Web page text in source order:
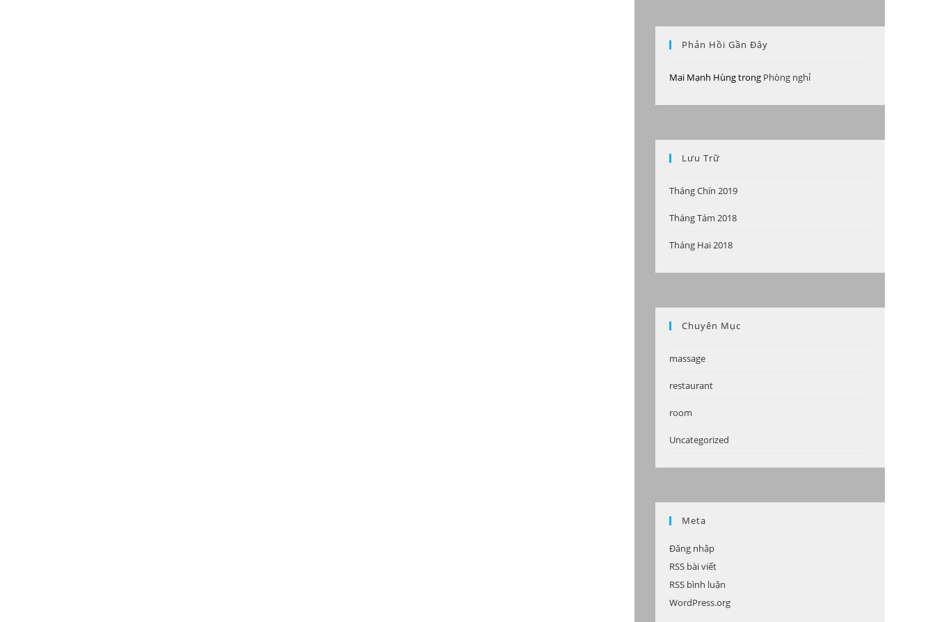
Phản Hồi Gần Đây
Mai Mạnh Hùngtrong Phòng nghỉ
Lưu Trữ
Tháng Chín 2019
Tháng Tám 2018
Tháng Hai 2018
Chuyên Mục
massage
restaurant
room
Uncategorized
Meta
Đăng nhập
RSS bài viết
RSS bình luận
WordPress.org